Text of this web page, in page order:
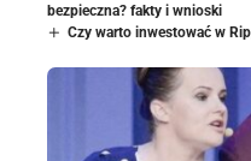
bezpieczna? fakty i wnioski
Czy warto inwestować w